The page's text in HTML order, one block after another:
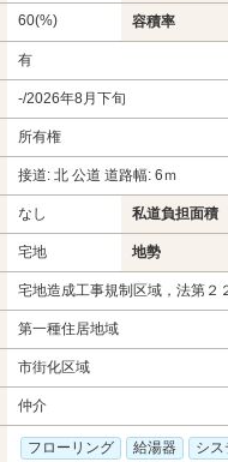
60(%) 容積率
有
-/2026年8月下旬
所有権
接道: 北 公道 道路幅: 6ｍ
なし 私道負担面積
宅地 地勢
宅地造成工事規制区域，法第２
第一種住居地域
市街化区域
仲介
フローリング 給湯器
シス